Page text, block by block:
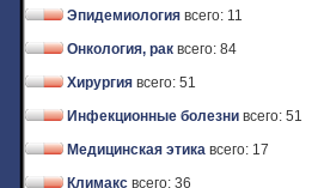
Эпидемиология всего: 11
Онкология, рак всего: 84
Хирургия всего: 51
Инфекционные болезни всего: 51
Медицинская этика всего: 17
Климакс всего: 36